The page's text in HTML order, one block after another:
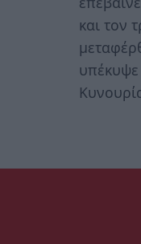
και τον
υπέκυψε